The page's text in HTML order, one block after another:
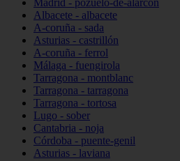
Madrid - pozuelo-de-alarcón
Albacete - albacete
A-coruña - sada
Asturias - castrillón
A-coruña - ferrol
Málaga - fuengirola
Tarragona - montblanc
Tarragona - tarragona
Tarragona - tortosa
Lugo - sober
Cantabria - noja
Córdoba - puente-genil
Asturias - laviana